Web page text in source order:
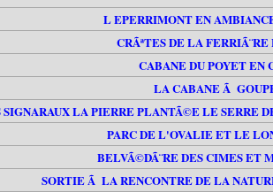
L EPERRIMONT EN
CRÃªTES DE LA
CABANE DU POYET EN
LA CABANE Ã
SIGNARAUX LA PIERRE PLANTÃ©E LE SERRE
PARC DE L'OVALIE ET LE
BELVÃ©DÃ¨RE DES CIMES ET
SORTIE Ã LA RENCONTRE DE LA